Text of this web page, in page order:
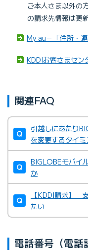
ご本人さま以外の
の請求先情報は更
My au－「住所・
KDDIお客さまセン
関連FAQ
引越しにあたり
を変更するタイ
BIGLOBEモバイ
か
【KDDI請求】
たい
電話番号（電話